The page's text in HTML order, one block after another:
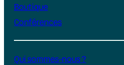
Boutique
Conférences
Qui sommes-nous ?